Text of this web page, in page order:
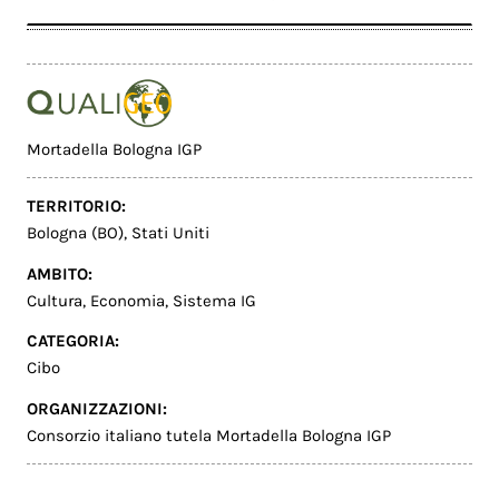
Mortadella Bologna IGP
TERRITORIO:
Bologna (BO), Stati Uniti
AMBITO:
Cultura, Economia, Sistema IG
CATEGORIA:
Cibo
ORGANIZZAZIONI:
Consorzio italiano tutela Mortadella Bologna IGP